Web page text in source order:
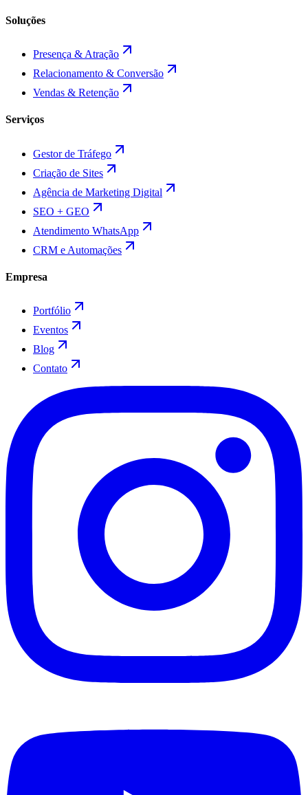
Soluções
Presença & Atração
Relacionamento & Conversão
Vendas & Retenção
Serviços
Gestor de Tráfego
Criação de Sites
Agência de Marketing Digital
SEO + GEO
Atendimento WhatsApp
CRM e Automações
Empresa
Portfólio
Eventos
Blog
Contato